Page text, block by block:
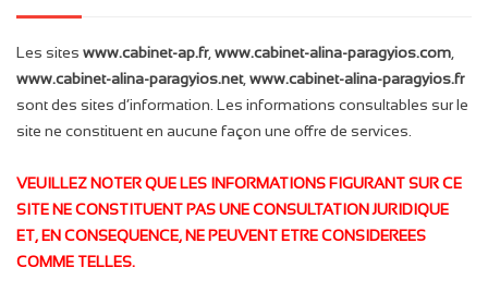
Les sites www.cabinet-ap.fr, www.cabinet-alina-paragyios.com
www.cabinet-alina-paragyios.net, www.cabinet-alina-paragyios.fr
sont des sites d’information. Les informations consultables sur le
site ne constituent en aucune façon une offre de services.
VEUILLEZ NOTER QUE LES INFORMATIONS FIGURANT SUR CE
SITE NE CONSTITUENT PAS UNE CONSULTATION JURIDIQUE
ET, EN CONSEQUENCE, NE PEUVENT ETRE CONSIDEREES
COMME TELLES.